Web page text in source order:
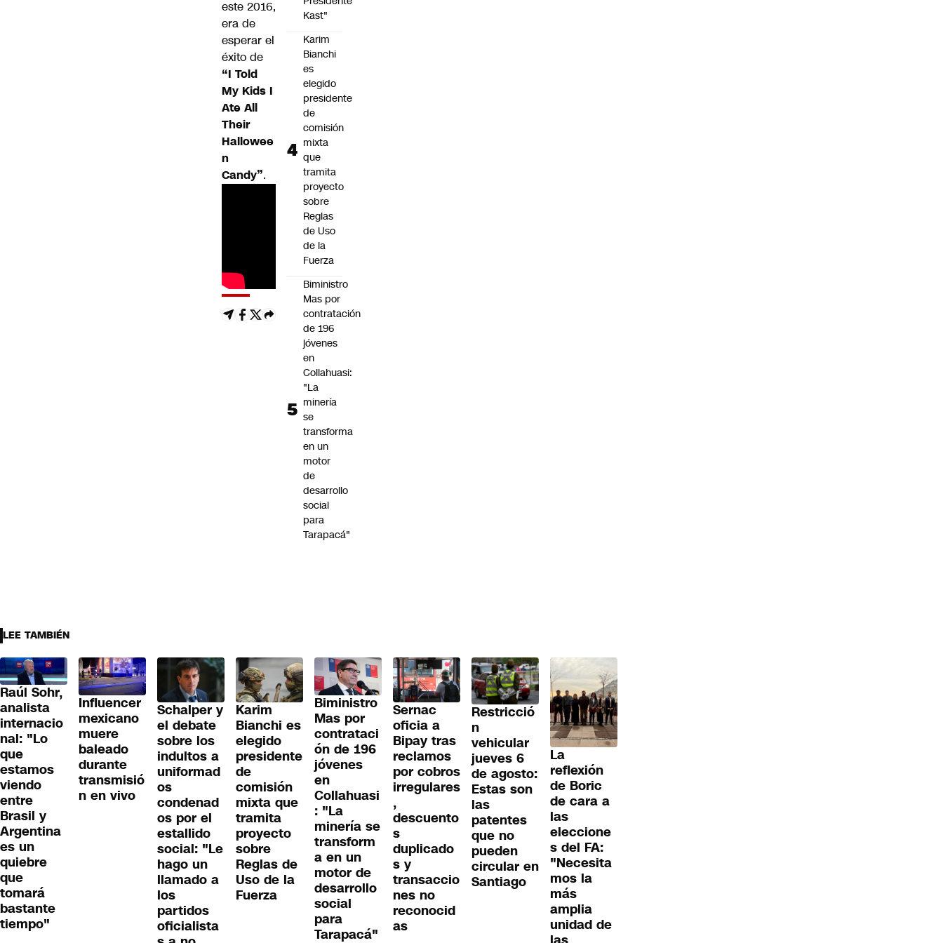
este 2016,
era de
esperar el
éxito de
“I Told
My Kids I
Ate All
Their
Hallowee
n
Candy”.
Kast"
Karim
Bianchi
es
elegido
presidente
de
comisión
mixta
que
tramita
proyecto
sobre
Reglas
de Uso
de la
Fuerza
Biministro
Mas por
contratación
de 196
jóvenes
en
Collahuasi:
"La
minería
se
transforma
en un
motor
de
desarrollo
social
para
Tarapacá"
LEE TAMBIÉN
Raúl Sohr,
analista
internacio
nal: "Lo
que
estamos
viendo
entre
Brasil y
Argentina
es un
quiebre
que
tomará
bastante
tiempo"
Influencer
mexicano
muere
baleado
durante
transmisió
n en vivo
Schalper y
el debate
sobre los
indultos a
uniformad
os
condenad
os por el
estallido
social: "Le
hago un
llamado a
los
partidos
oficialista
Karim
Bianchi es
elegido
presidente
de
comisión
mixta que
tramita
proyecto
sobre
Reglas de
Uso de la
Fuerza
Biministro
Mas por
contrataci
ón de 196
jóvenes
en
Collahuasi
: "La
minería se
transform
a en un
motor de
desarrollo
social
para
Tarapacá"
Sernac
oficia a
Bipay tras
reclamos
por cobros
irregulares
,
descuento
s
duplicado
s y
transaccio
nes no
reconocid
as
Restricció
n
vehicular
jueves 6
de agosto:
Estas son
las
patentes
que no
pueden
circular en
Santiago
La
reflexión
de Boric
de cara a
las
eleccione
s del FA:
"Necesita
mos la
más
amplia
unidad de